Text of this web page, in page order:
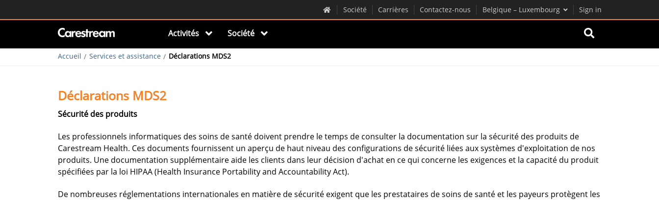
Société Carrières Contactez-nous Belgique – Luxembourg Sign in
Activités Société
Accueil Services et assistance Déclarations MDS2
Déclarations MDS2
Sécurité des produits
Les professionnels informatiques des soins de santé doivent prendre le temps de consulter la documentation sur la sécurité des produits de
Carestream Health. Ces documents fournissent un aperçu de haut niveau des configurations de sécurité liées aux systèmes d'exploitation de nos
produits. Une documentation supplémentaire aide les clients dans leur décision d'achat en ce qui concerne les exigences et la capacité du produit
spécifiées par la loi HIPAA (Health Insurance Portability and Accountability Act).
De nombreuses réglementations internationales en matière de sécurité exigent que les prestataires de soins de santé et les payeurs protègent les